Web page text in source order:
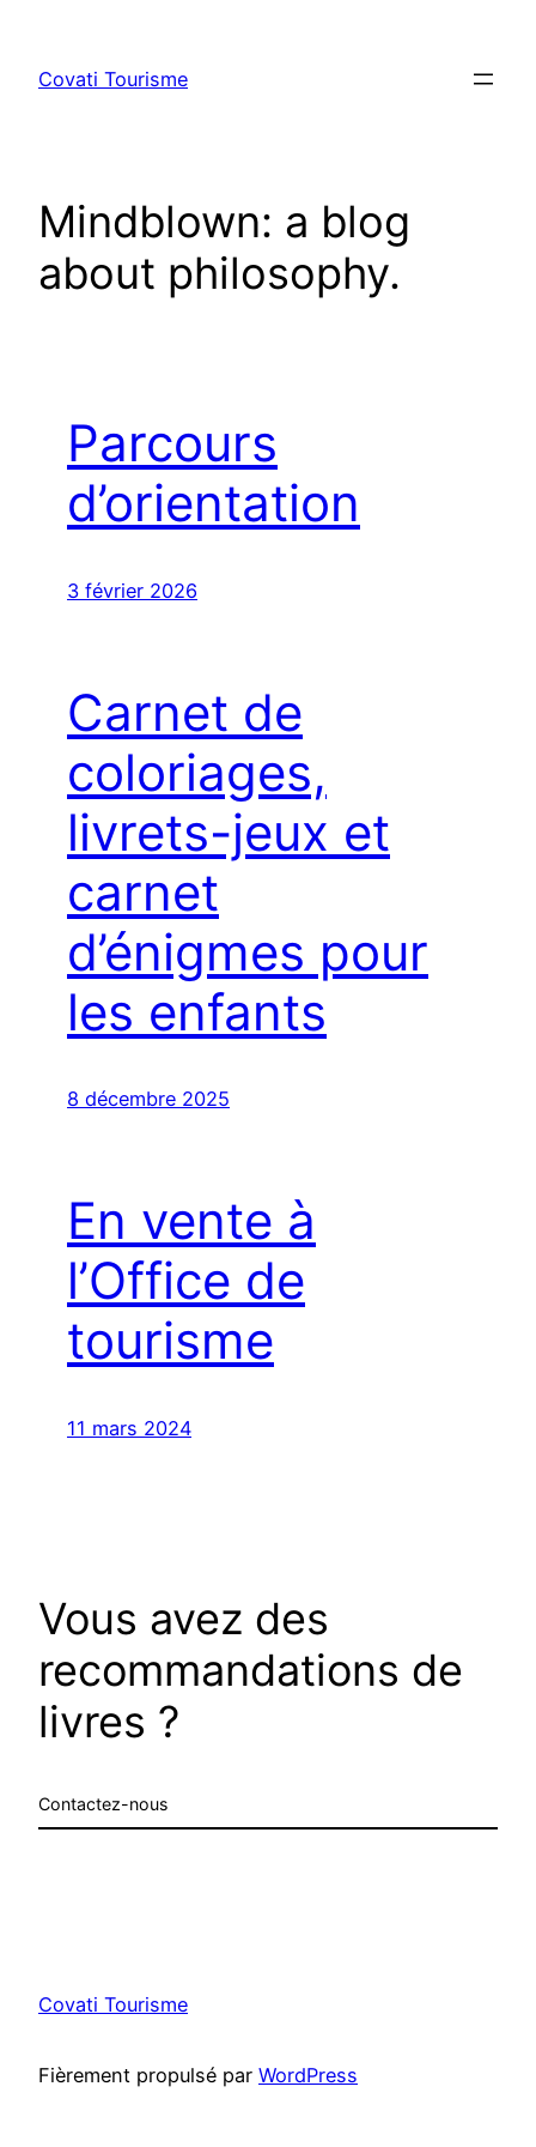
contenu
Covati Tourisme
Mindblown: a blog
about philosophy.
Parcours
d’orientation
3 février 2026
Carnet de
coloriages,
livrets-jeux et
carnet
d’énigmes pour
les enfants
8 décembre 2025
En vente à
l’Office de
tourisme
11 mars 2024
Vous avez des
recommandations de
livres ?
Contactez-nous
Covati Tourisme
Fièrement propulsé par WordPress